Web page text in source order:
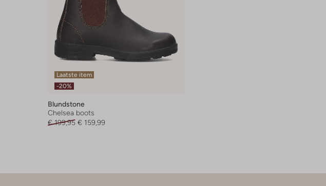
Laatste item
-20%
Blundstone
Chelsea boots
€ 199,95 € 159,99